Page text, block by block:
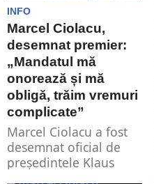
INFO
Marcel Ciolacu,
desemnat premier:
„Mandatul mă
onorează și mă
obligă, trăim vremuri
complicate”
Marcel Ciolacu a fost
desemnat oficial de
președintele Klaus